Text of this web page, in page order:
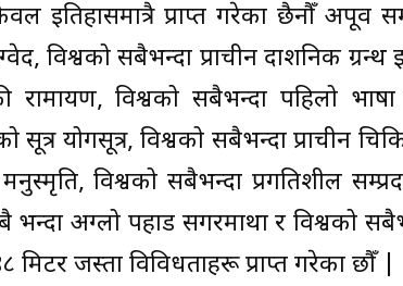
इतिहासमात्रै प्राप्त गरेका छैनौँ अपूर्व
विश्वको सबैभन्दा प्राचीन दार्शनिक ग्रन्थ
रामायण, विश्वको सबैभन्दा पहिलो
सूत्र योगसूत्र, विश्वको सबैभन्दा प्राचीन
मनुस्मृति, विश्वको सबैभन्दा प्रगतिशील
अग्लो पहाड सगरमाथा र विश्वको
मिटर जस्ता विविधताहरू प्राप्त गरेका छौँ |